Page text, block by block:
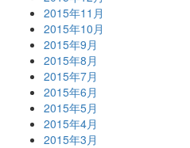
2015年11月
2015年10月
2015年9月
2015年8月
2015年7月
2015年6月
2015年5月
2015年4月
2015年3月